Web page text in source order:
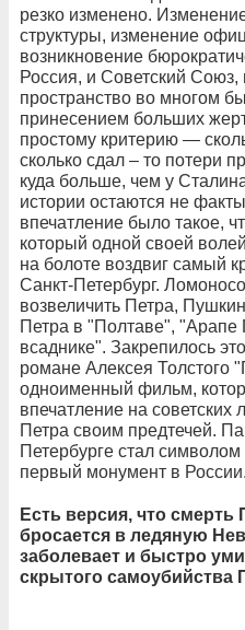
резко изменено.
структуры, изменение
возникновение
Россия, и Советский Союз,
пространство во многом
принесением больших
простому критерию —
сколько сдал – то потери
куда больше, чем у
истории остаются не
впечатление было такое,
который одной своей
на болоте воздвиг самый
Санкт-Петербург.
возвеличить Петра,
Петра в "Полтаве",
всаднике". Закрепилось
романе Алексея Толстого
одноименный фильм,
впечатление на
Петра своим предтечей.
Петербурге стал
первый монумент в России.
Есть версия, что смерть
бросается в ледяную
заболевает и быстро
скрытого самоубийства